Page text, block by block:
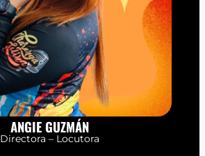
ANGIE GUZMÁN
Directora – Locutora